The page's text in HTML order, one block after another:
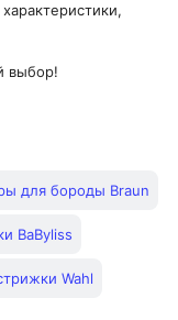
выбор!
для бороды Braun
BaByliss
Wahl